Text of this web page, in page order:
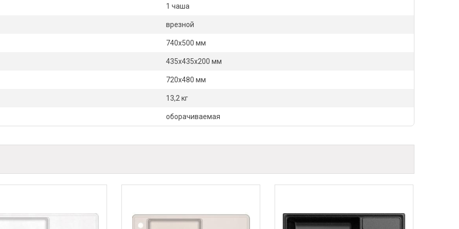
1 чаша
врезной
740х500 мм
435х435х200 мм
720х480 мм
13,2 кг
оборачиваемая